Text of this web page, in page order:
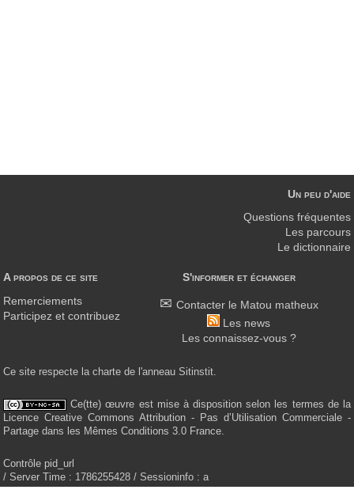
A propos de ce site
Remerciements
Participez et contribuez
S'informer et échanger
Contacter le Matou matheux
Les news
Les connaissez-vous ?
Un peu d'aide
Questions fréquentes
Les parcours
Le dictionnaire
Ce site respecte la charte de l'anneau Sitinstit.
Ce(tte) œuvre est mise à disposition selon les termes de la
Licence Creative Commons Attribution - Pas d’Utilisation Commerciale -
Partage dans les Mêmes Conditions 3.0 France.
Contrôle pid_url
/ Server Time : 1786255428 / Sessioninfo : a